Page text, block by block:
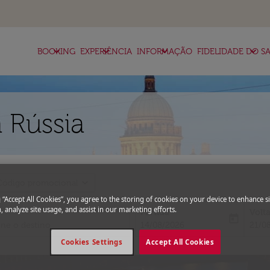
BOOKING
keyboard_arrow_down EXPERIÊNCIA
keyboard_arrow_down INFORMAÇÃO
keyboard_arrow_down FIDELIDADE DO
keyboard_arrow_down
Partida
fc-
“Accept All Cookies”, you agree to the storing of cookies on your device to enhance
analyze site usage, and assist in our marketing efforts.
Accept All Cookies
Cookies Settings